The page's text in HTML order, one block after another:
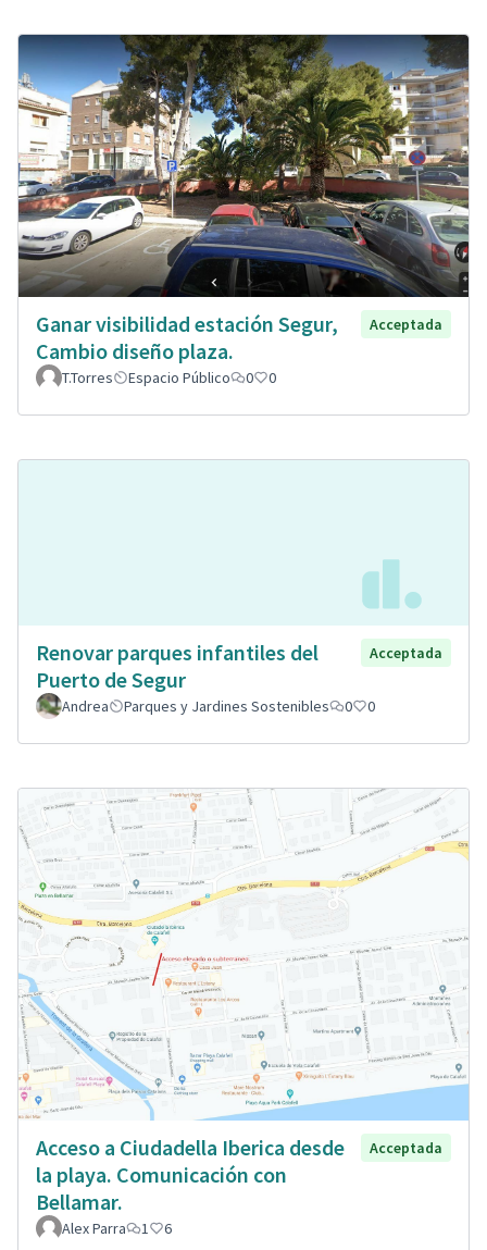
Ganar visibilidad estación Segur,
Cambio diseño plaza.
Acceptada
T.Torres Espacio Público 0 0
Renovar parques infantiles del
Puerto de Segur
Acceptada
Andrea Parques y Jardines Sostenibles 0 0
Acceso a Ciudadella Iberica desde
la playa. Comunicación con
Bellamar.
Acceptada
Alex Parra 1 6